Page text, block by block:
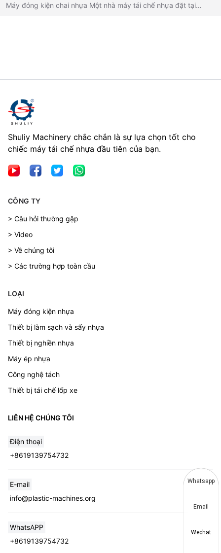
Máy đóng kiện chai nhựa Một nhà máy tái chế nhựa đặt tại…
Shuliy Machinery chắc chắn là sự lựa chọn tốt cho
chiếc máy tái chế nhựa đầu tiên của bạn.
CÔNG TY
> Câu hỏi thường gặp
> Video
> Về chúng tôi
> Các trường hợp toàn cầu
LOẠI
Máy đóng kiện nhựa
Thiết bị làm sạch và sấy nhựa
Thiết bị nghiền nhựa
Máy ép nhựa
Công nghệ tách
Thiết bị tái chế lốp xe
LIÊN HỆ CHÚNG TÔI
Điện thoại
+8619139754732
E-mail
info@plastic-machines.org
WhatsAPP
+8619139754732
Whatsapp
Email
Wechat